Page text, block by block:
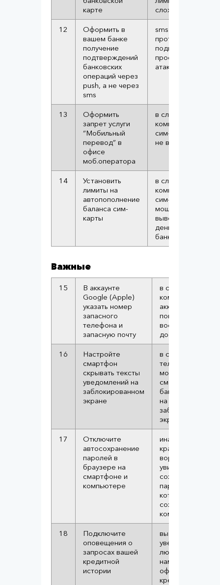
карте
сложнее
12
Оформить в
вашем банке
получение
подтверждений
банковских
операций через
push, а не через
sms
sms ненадёжный
протокол, он
подвержен
прослушке и
атакам
13
Оформить
запрет услуги
“Мобильный
перевод” в
офисе
моб.оператора
в случае
компрометации
сим-карты, с неё
не выведут деньги
14
Установить
лимиты на
автопополнение
баланса сим-
карты
в случае
компрометации
сим-карты
мошенники не
выведут все
деньги с
банковской карты
Важные
15
В аккаунте
Google (Apple)
указать номер
запасного
телефона и
запасную почту
в случае
компрометации
аккаунта это
понадобится для
восстановления
доступа
16
Настройте
смартфон
скрывать тексты
уведомлений на
заблокированном
экране
в случае кражи
телефона
мошенники не
смогут прочитать
банковские коды
на
экране
17
Отключите
автосохранение
паролей в
браузере на
смартфоне и
компьютере
иначе в случае
кражи телефона
вор сможет
увидеть все
сохраненные
пароли, в т.ч. те
которые
сохранили с
компьютера
18
Подключите
оповещения о
запросах вашей
кредитной
истории
вы будете сразу
уведомлены о
любых
намерениях
оформить на вас
кредит